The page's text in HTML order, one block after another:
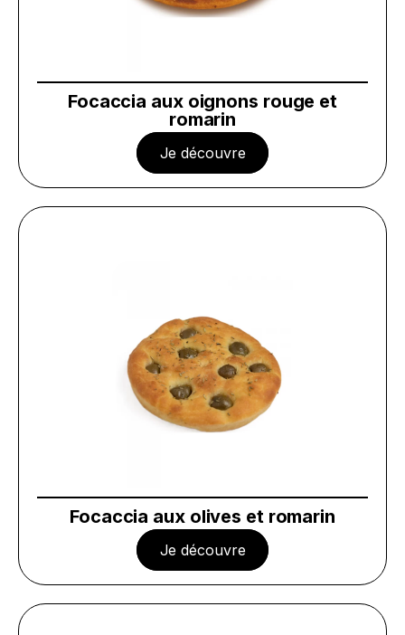
Focaccia aux oignons rouge et
romarin
Je découvre
Focaccia aux olives et romarin
Je découvre